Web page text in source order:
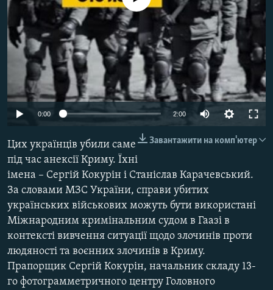
ВІДЕОУРОКИ «ELIFBE»
СВІДЧЕННЯ ОКУПАЦІЇ
УКРАЇНСЬКА ПРОБЛЕМА КРИМУ
ІНФОГРАФІКА
Русский
Qırımtatar
ДОЛУЧАЙСЯ!
0:00 2:00
Завантажити на комп'ютер
Цих українців убили саме
під час анексії Криму. Їхні
імена – Сергій Кокурін і Станіслав Карачевський.
За словами МЗС України, справи убитих
українських військових можуть бути використані
Міжнародним кримінальним судом в Гаазі в
контексті вивчення ситуації щодо злочинів проти
людяності та воєнних злочинів в Криму.
Прапорщик Сергій Кокурін, начальник складу 13-
го фотограмметричного центру Головного